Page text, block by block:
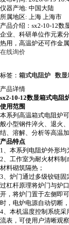
仪器产地: 中国大陆
所属地区: 上海 上海市
产品介绍：sx2-10-12数
企业、科研单位作元素
热用，高温炉还可作金
在线询价
标签： 箱式电阻炉 数显
产品详情
sx2-10-12数显箱式电阻
使用范围
本系列 高温箱式电阻炉
般小型钢件淬火、退火
结、溶解、分析等高温加
产品特点
1、本系列电阻炉外形均
2、工作室为耐火材料
材料砌筑隔热；
3、炉门通过多级铰链
过杠杆原理将炉门与炉
开，将炉门置于左侧即
时，电炉电源自动切断
4、本机温度控制系统
流表，可使用户清晰观察